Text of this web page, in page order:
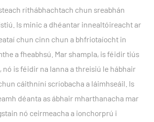
ríthábhachtach chun sreabhán
Is minic a dhéantar innealtóireacht ar
chun cinn chun a bhfriotaíocht in
a fheabhsú. Mar shampla, is féidir tiús
nó is féidir na lanna a threisiú le hábhair
cáithníní scríobacha a láimhseáil. Is
déanta as ábhair mharthanacha mar
nó ceirmeacha a ionchorprú i